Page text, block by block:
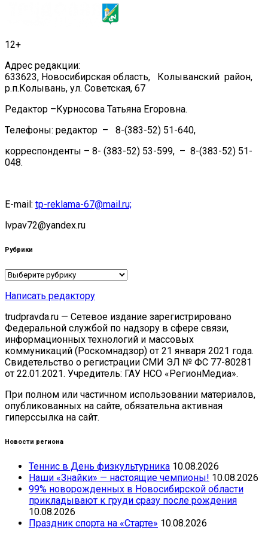
12+
Адрес редакции:
633623, Новосибирская область, Колыванский район,
р.п.Колывань, ул. Советская, 67
Редактор –Курносова Татьяна Егоровна.
Телефоны: редактор – 8-(383-52) 51-640,
корреспонденты – 8- (383-52) 53-599, – 8-(383-52) 51-
048.
E-mail: tp-reklama-67@mail.ru;
lvpav72@yandex.ru
Рубрики
Рубрики
Написать редактору
trudpravda.ru — Сетевое издание зарегистрировано
Федеральной службой по надзору в сфере связи,
информационных технологий и массовых
коммуникаций (Роскомнадзор) от 21 января 2021 года.
Свидетельство о регистрации СМИ ЭЛ № ФС 77-80281
от 22.01.2021. Учредитель: ГАУ НСО «РегионМедиа».
При полном или частичном использовании материалов,
опубликованных на сайте, обязательна активная
гиперссылка на сайт.
Новости региона
Теннис в День физкультурника 10.08.2026
Наши «Знайки» — настоящие чемпионы! 10.08.2026
99% новорожденных в Новосибирской области
прикладывают к груди сразу после рождения
10.08.2026
Праздник спорта на «Старте» 10.08.2026